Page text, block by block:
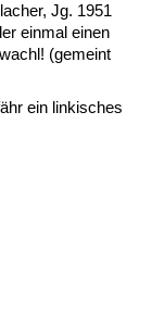
Jg. 1951
einmal einen
(gemeint
ein linkisches